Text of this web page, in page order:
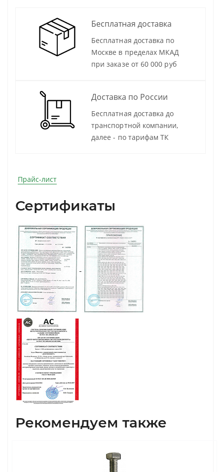
Бесплатная доставка
Бесплатная доставка по
Москве в пределах МКАД
при заказе от 60 000 руб
Доставка по России
Бесплатная доставка до
транспортной компании,
далее - по тарифам ТК
Прайс-лист
Сертификаты
Рекомендуем также